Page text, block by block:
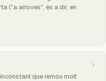
("a arroves", és a dir, en
que remou molt